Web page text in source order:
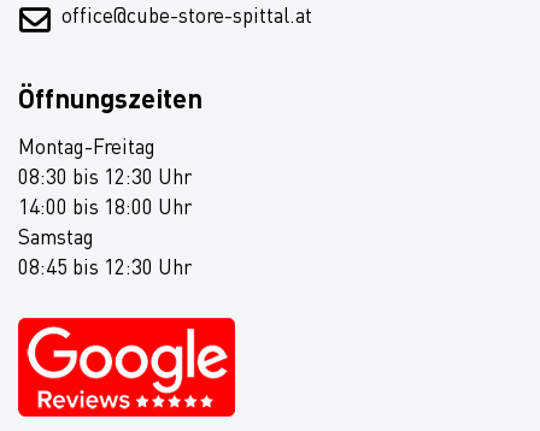
office@cube-store-spittal.at
Öffnungszeiten
Montag-Freitag
08:30 bis 12:30 Uhr
14:00 bis 18:00 Uhr
Samstag
08:45 bis 12:30 Uhr